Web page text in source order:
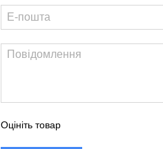
Оцініть товар